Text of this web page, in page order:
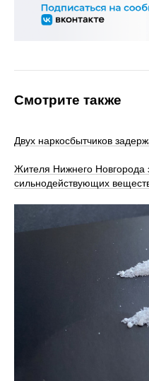
Смотрите также
Двух наркосбытчиков
Жителя Нижнего Новгорода
сильнодействующих